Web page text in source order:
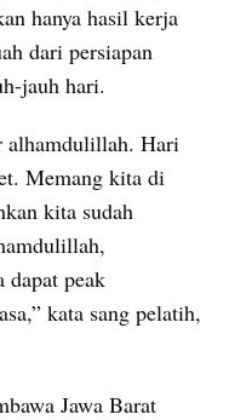
hanya hasil kerja
dari persiapan
jauh hari.
alhamdulillah. Hari
Memang kita di
kita sudah
dapat peak
kata sang pelatih,
Jawa Barat